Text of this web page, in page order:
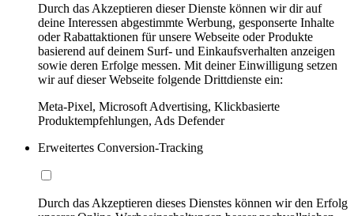
Durch das Akzeptieren dieser Dienste können wir dir auf
deine Interessen abgestimmte Werbung, gesponserte Inhalte
oder Rabattaktionen für unsere Webseite oder Produkte
basierend auf deinem Surf- und Einkaufsverhalten anzeigen
sowie deren Erfolge messen. Mit deiner Einwilligung setzen
wir auf dieser Webseite folgende Drittdienste ein:
Meta-Pixel, Microsoft Advertising, Klickbasierte
Produktempfehlungen, Ads Defender
Erweitertes Conversion-Tracking
Durch das Akzeptieren dieses Dienstes können wir den Erfolg